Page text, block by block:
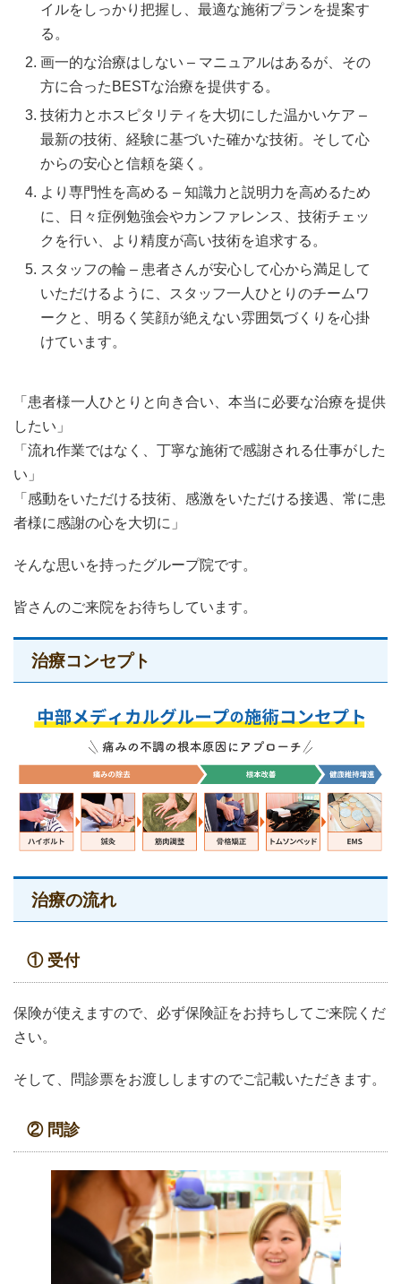
イルをしっかり把握し、最適な施術プランを提案す
る。
画一的な治療はしない – マニュアルはあるが、その
方に合ったBESTな治療を提供する。
技術力とホスピタリティを大切にした温かいケア –
最新の技術、経験に基づいた確かな技術。そして心
からの安心と信頼を築く。
より専門性を高める – 知識力と説明力を高めるため
に、日々症例勉強会やカンファレンス、技術チェッ
クを行い、より精度が高い技術を追求する。
スタッフの輪 – 患者さんが安心して心から満足して
いただけるように、スタッフ一人ひとりのチームワ
ークと、明るく笑顔が絶えない雰囲気づくりを心掛
けています。
「患者様一人ひとりと向き合い、本当に必要な治療を提供
したい」
「流れ作業ではなく、丁寧な施術で感謝される仕事がした
い」
「感動をいただける技術、感激をいただける接遇、常に患
者様に感謝の心を大切に」
そんな思いを持ったグループ院です。
皆さんのご来院をお待ちしています。
治療コンセプト
治療の流れ
① 受付
保険が使えますので、必ず保険証をお持ちしてご来院くだ
さい。
そして、問診票をお渡ししますのでご記載いただきます。
② 問診